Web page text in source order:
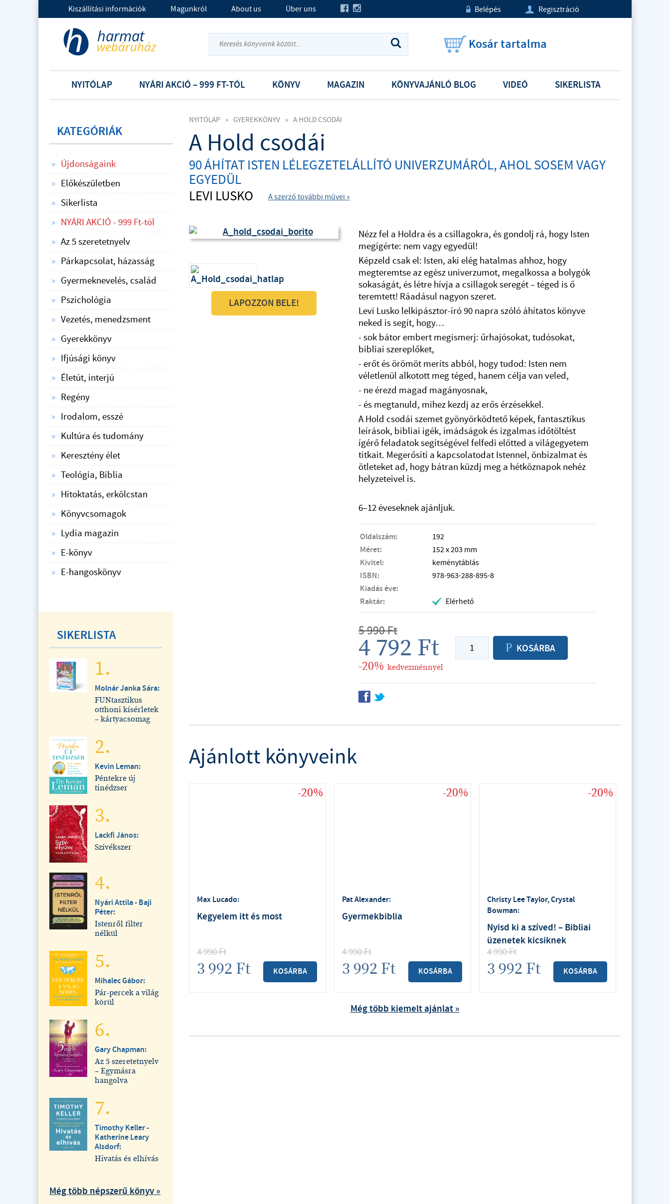
Kiszállítási információk Magunkról About us Über uns w Belépés U Regisztráció
Kosár tartalma
NYITÓLAP NYÁRI AKCIÓ – 999 FT-TÓL KÖNYV MAGAZIN KÖNYVAJÁNLÓ BLOG VIDEÓ SIKERLISTA
NYITÓLAP » GYEREKKÖNYV » A HOLD CSODÁI
A Hold csodái
90 ÁHÍTAT ISTEN LÉLEGZETELÁLLÍTÓ UNIVERZUMÁRÓL, AHOL SOSEM VAGY
EGYEDÜL
LEVI LUSKO
A szerző további művei »
LAPOZZON BELE!
Nézz fel a Holdra és a csillagokra, és gondolj rá, hogy Isten
megígérte: nem vagy egyedül!
Képzeld csak el: Isten, aki elég hatalmas ahhoz, hogy
megteremtse az egész univerzumot, megalkossa a bolygók
sokaságát, és létre hívja a csillagok seregét – téged is ő
teremtett! Ráadásul nagyon szeret.
Levi Lusko lelkipásztor-író 90 napra szóló áhítatos könyve
neked is segít, hogy…
- sok bátor embert megismerj: űrhajósokat, tudósokat,
bibliai szereplőket,
- erőt és örömöt meríts abból, hogy tudod: Isten nem
véletlenül alkotott meg téged, hanem célja van veled,
- ne érezd magad magányosnak,
- és megtanuld, mihez kezdj az erős érzésekkel.
A Hold csodái szemet gyönyörködtető képek, fantasztikus
leírások, bibliai igék, imádságok és izgalmas időtöltést
ígérő feladatok segítségével felfedi előtted a világegyetem
titkait. Megerősíti a kapcsolatodat Istennel, önbizalmat és
ötleteket ad, hogy bátran küzdj meg a hétköznapok nehéz
helyzeteivel is.
6–12 éveseknek ajánljuk.
Oldalszám: 192
Méret: 152 x 203 mm
Kivitel: keménytáblás
ISBN: 978-963-288-895-8
Kiadás éve:
Raktár:
. Elérhető
5 990Ft
4 792 Ft
-20% kedvezménnyel
P KOSÁRBA
f t
Ajánlott könyveink
-20%
Max Lucado:
Kegyelem itt és most
4 990Ft
3 992 Ft KOSÁRBA
-20%
Pat Alexander:
Gyermekbiblia
4 990Ft
3 992 Ft KOSÁRBA
-20%
Christy Lee Taylor, Crystal
Bowman:
Nyisd ki a szíved! – Bibliai
üzenetek kicsiknek
4 990Ft
3 992 Ft KOSÁRBA
Még több kiemelt ajánlat »
KATEGÓRIÁK
Újdonságaink
Előkészületben
Sikerlista
NYÁRI AKCIÓ - 999 Ft-tól
Az 5 szeretetnyelv
Párkapcsolat, házasság
Gyermeknevelés, család
Pszichológia
Vezetés, menedzsment
Gyerekkönyv
Ifjúsági könyv
Életút, interjú
Regény
Irodalom, esszé
Kultúra és tudomány
Keresztény élet
Teológia, Biblia
Hitoktatás, erkölcstan
Könyvcsomagok
Lydia magazin
E-könyv
E-hangoskönyv
SIKERLISTA
1.
Molnár Janka Sára:
FUNtasztikus
otthoni kísérletek
– kártyacsomag
2.
Kevin Leman:
Péntekre új
tinédzser
3.
Lackfi János:
Szívékszer
4.
Nyári Attila - Baji
Péter:
Istenről filter
nélkül
5.
Mihalec Gábor:
Pár-percek a világ
körül
6.
Gary Chapman:
Az 5 szeretetnyelv
– Egymásra
hangolva
7.
Timothy Keller -
Katherine Leary
Alsdorf:
Hivatás és elhívás
Még több népszerű könyv »